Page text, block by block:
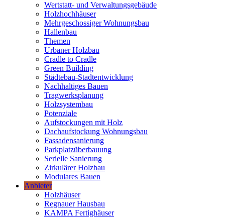
Wertstatt- und Verwaltungsgebäude
Holzhochhäuser
Mehrgeschossiger Wohnungsbau
Hallenbau
Themen
Urbaner Holzbau
Cradle to Cradle
Green Building
Städtebau-Stadtentwicklung
Nachhaltiges Bauen
Tragwerksplanung
Holzsystembau
Potenziale
Aufstockungen mit Holz
Dachaufstockung Wohnungsbau
Fassadensanierung
Parkplatzüberbauung
Serielle Sanierung
Zirkulärer Holzbau
Modulares Bauen
Anbieter
Holzhäuser
Regnauer Hausbau
KAMPA Fertighäuser